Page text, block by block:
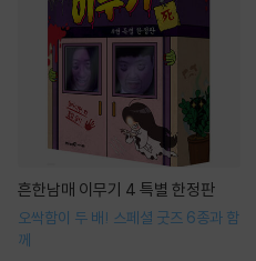
흔한남매 이무기 4 특별 한정판
오싹함이 두 배! 스페셜 굿즈 6종과 함
께